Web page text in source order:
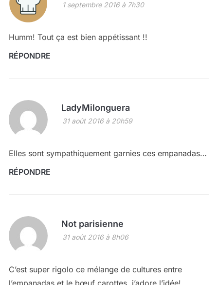
1 septembre 2016 à 7h30
Humm! Tout ça est bien appétissant !!
RÉPONDRE
LadyMilonguera
31 août 2016 à 20h59
Elles sont sympathiquement garnies ces empanadas…
RÉPONDRE
Not parisienne
31 août 2016 à 8h06
C’est super rigolo ce mélange de cultures entre